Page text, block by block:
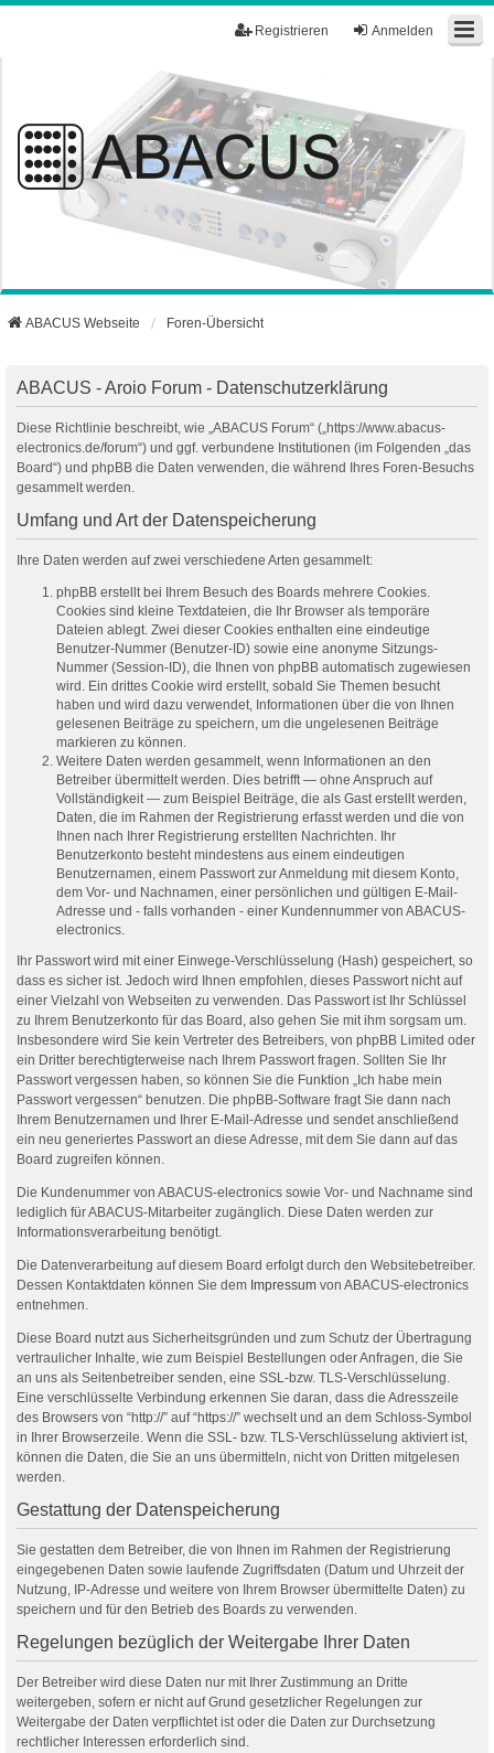
Anmelden
Registrieren
ABACUS Webseite Foren-Übersicht
ABACUS - Aroio Forum - Datenschutzerklärung
Diese Richtlinie beschreibt, wie „ABACUS Forum“ („https://www.abacus-
electronics.de/forum“) und ggf. verbundene Institutionen (im Folgenden „das
Board“) und phpBB die Daten verwenden, die während Ihres Foren-Besuchs
gesammelt werden.
Umfang und Art der Datenspeicherung
Ihre Daten werden auf zwei verschiedene Arten gesammelt:
phpBB erstellt bei Ihrem Besuch des Boards mehrere Cookies.
Cookies sind kleine Textdateien, die Ihr Browser als temporäre
Dateien ablegt. Zwei dieser Cookies enthalten eine eindeutige
Benutzer-Nummer (Benutzer-ID) sowie eine anonyme Sitzungs-
Nummer (Session-ID), die Ihnen von phpBB automatisch zugewiesen
wird. Ein drittes Cookie wird erstellt, sobald Sie Themen besucht
haben und wird dazu verwendet, Informationen über die von Ihnen
gelesenen Beiträge zu speichern, um die ungelesenen Beiträge
markieren zu können.
Weitere Daten werden gesammelt, wenn Informationen an den
Betreiber übermittelt werden. Dies betrifft — ohne Anspruch auf
Vollständigkeit — zum Beispiel Beiträge, die als Gast erstellt werden,
Daten, die im Rahmen der Registrierung erfasst werden und die von
Ihnen nach Ihrer Registrierung erstellten Nachrichten. Ihr
Benutzerkonto besteht mindestens aus einem eindeutigen
Benutzernamen, einem Passwort zur Anmeldung mit diesem Konto,
dem Vor- und Nachnamen, einer persönlichen und gültigen E-Mail-
Adresse und - falls vorhanden - einer Kundennummer von ABACUS-
electronics.
Ihr Passwort wird mit einer Einwege-Verschlüsselung (Hash) gespeichert, so
dass es sicher ist. Jedoch wird Ihnen empfohlen, dieses Passwort nicht auf
einer Vielzahl von Webseiten zu verwenden. Das Passwort ist Ihr Schlüssel
zu Ihrem Benutzerkonto für das Board, also gehen Sie mit ihm sorgsam um.
Insbesondere wird Sie kein Vertreter des Betreibers, von phpBB Limited oder
ein Dritter berechtigterweise nach Ihrem Passwort fragen. Sollten Sie Ihr
Passwort vergessen haben, so können Sie die Funktion „Ich habe mein
Passwort vergessen“ benutzen. Die phpBB-Software fragt Sie dann nach
Ihrem Benutzernamen und Ihrer E-Mail-Adresse und sendet anschließend
ein neu generiertes Passwort an diese Adresse, mit dem Sie dann auf das
Board zugreifen können.
Die Kundenummer von ABACUS-electronics sowie Vor- und Nachname sind
lediglich für ABACUS-Mitarbeiter zugänglich. Diese Daten werden zur
Informationsverarbeitung benötigt.
Die Datenverarbeitung auf diesem Board erfolgt durch den Websitebetreiber.
Dessen Kontaktdaten können Sie dem Impressum von ABACUS-electronics
entnehmen.
Diese Board nutzt aus Sicherheitsgründen und zum Schutz der Übertragung
vertraulicher Inhalte, wie zum Beispiel Bestellungen oder Anfragen, die Sie
an uns als Seitenbetreiber senden, eine SSL-bzw. TLS-Verschlüsselung.
Eine verschlüsselte Verbindung erkennen Sie daran, dass die Adresszeile
des Browsers von “http://” auf “https://” wechselt und an dem Schloss-Symbol
in Ihrer Browserzeile. Wenn die SSL- bzw. TLS-Verschlüsselung aktiviert ist,
können die Daten, die Sie an uns übermitteln, nicht von Dritten mitgelesen
werden.
Gestattung der Datenspeicherung
Sie gestatten dem Betreiber, die von Ihnen im Rahmen der Registrierung
eingegebenen Daten sowie laufende Zugriffsdaten (Datum und Uhrzeit der
Nutzung, IP-Adresse und weitere von Ihrem Browser übermittelte Daten) zu
speichern und für den Betrieb des Boards zu verwenden.
Regelungen bezüglich der Weitergabe Ihrer Daten
Der Betreiber wird diese Daten nur mit Ihrer Zustimmung an Dritte
weitergeben, sofern er nicht auf Grund gesetzlicher Regelungen zur
Weitergabe der Daten verpflichtet ist oder die Daten zur Durchsetzung
rechtlicher Interessen erforderlich sind.